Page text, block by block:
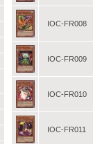
IOC-FR008
IOC-FR009
IOC-FR010
IOC-FR011